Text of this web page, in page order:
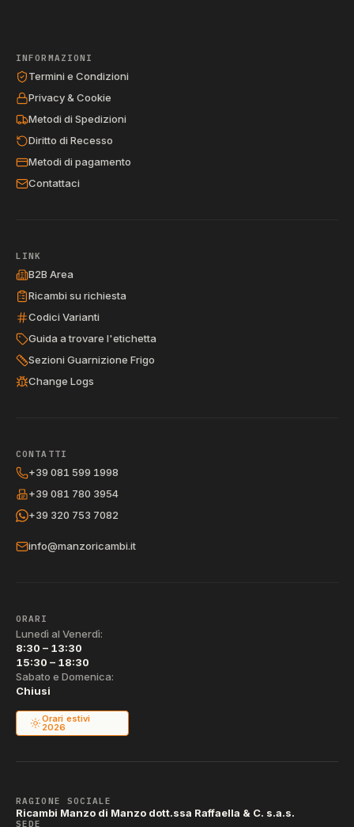
INFORMAZIONI
Termini e Condizioni
Privacy & Cookie
Metodi di Spedizioni
Diritto di Recesso
Metodi di pagamento
Contattaci
LINK
B2B Area
Ricambi su richiesta
Codici Varianti
Guida a trovare l'etichetta
Sezioni Guarnizione Frigo
Change Logs
CONTATTI
+39 081 599 1998
+39 081 780 3954
+39 320 753 7082
info@manzoricambi.it
ORARI
Lunedì al Venerdì:
8:30 – 13:30
15:30 – 18:30
Sabato e Domenica:
Chiusi
Orari estivi
2026
RAGIONE SOCIALE
Ricambi Manzo di Manzo dott.ssa Raffaella & C. s.a.s.
SEDE